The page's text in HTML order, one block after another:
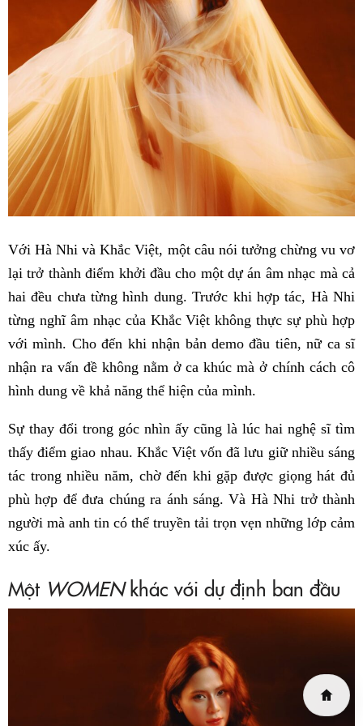
Với Hà Nhi và Khắc Việt, một câu nói tưởng chừng vu vơ
lại trở thành điểm khởi đầu cho một dự án âm nhạc mà cả
hai đều chưa từng hình dung. Trước khi hợp tác, Hà Nhi
từng nghĩ âm nhạc của Khắc Việt không thực sự phù hợp
với mình. Cho đến khi nhận bản demo đầu tiên, nữ ca sĩ
nhận ra vấn đề không nằm ở ca khúc mà ở chính cách cô
hình dung về khả năng thể hiện của mình.
Sự thay đổi trong góc nhìn ấy cũng là lúc hai nghệ sĩ tìm
thấy điểm giao nhau. Khắc Việt vốn đã lưu giữ nhiều sáng
tác trong nhiều năm, chờ đến khi gặp được giọng hát đủ
phù hợp để đưa chúng ra ánh sáng. Và Hà Nhi trở thành
người mà anh tin có thể truyền tải trọn vẹn những lớp cảm
xúc ấy.
Một WOMENkhác với dự định ban đầu